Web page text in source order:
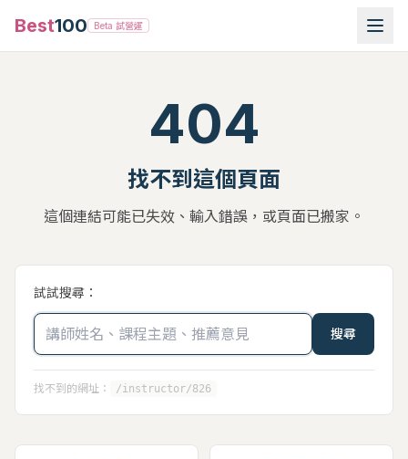
Best100 Beta 試營運
404
找不到這個頁面
這個連結可能已失效、輸入錯誤，或頁面已搬家。
試試搜尋：
搜尋
找不到的網址： /instructor/826